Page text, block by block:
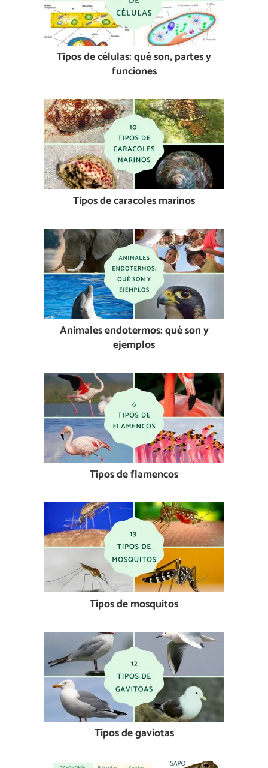
Tipos de células: qué son, partes y
funciones
Tipos de caracoles marinos
Animales endotermos: qué son y
ejemplos
Tipos de flamencos
Tipos de mosquitos
Tipos de gaviotas